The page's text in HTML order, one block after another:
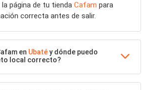
página de tu tienda Cafam para
correcta antes de salir.
en Ubatéy dónde puedo
local correcto?